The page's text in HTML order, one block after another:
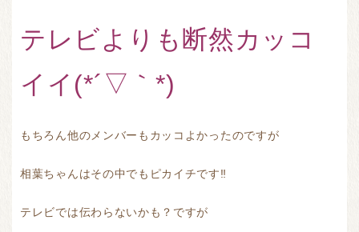
テレビよりも断然カッコ
イイ(*´▽｀*)
もちろん他のメンバーもカッコよかったのですが
相葉ちゃんはその中でもピカイチです‼
テレビでは伝わらないかも？ですが